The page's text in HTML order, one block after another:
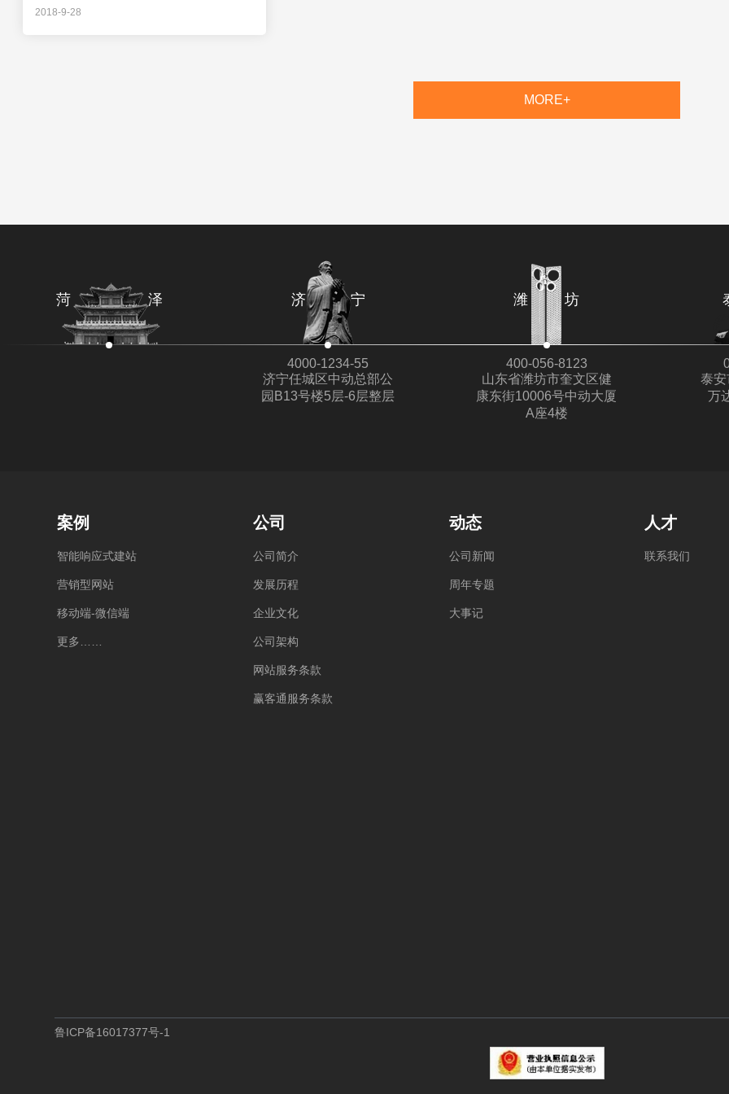
2018-9-28
MORE+
菏 泽 济 宁
4000-1234-55
济宁任城区中动总部公
园B13号楼5层-6层整层
潍 坊
400-056-8123
山东省潍坊市奎文区健
康东街10006号中动大厦
A座4楼
泰
万
案例
智能响应式建站
营销型网站
移动端-微信端
更多
公司
公司简介
发展历程
企业文化
公司架构
网站服务条款
赢客通 服务条款
动态
公司 新闻
周年专题
大事记
人才
联系我们
鲁ICP备16017377号-1